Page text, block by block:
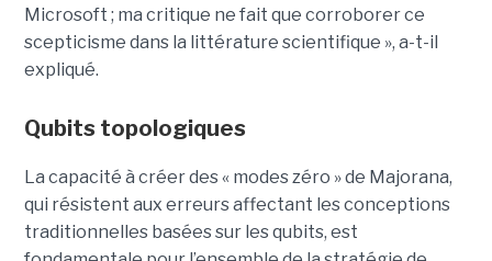
Microsoft ; ma critique ne fait que corroborer ce
scepticisme dans la littérature scientifique », a-t-il
expliqué.
Qubits topologiques
La capacité à créer des « modes zéro » de Majorana,
qui résistent aux erreurs affectant les conceptions
traditionnelles basées sur les qubits, est